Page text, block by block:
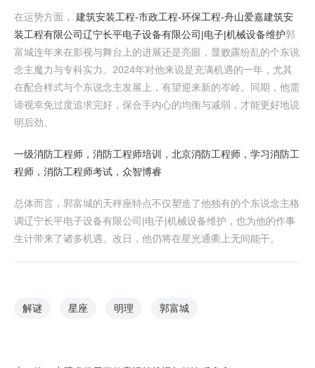
在运势方面， 建筑安装工程-市政工程-环保工程-舟山爱嘉建筑安
装工程有限公司辽宁长平电子设备有限公司|电子|机械设备维护郭
富城连年来在影视与舞台上的进展还是亮眼，显败露纷乱的个东说
念主魔力与专科实力。2024年对他来说是充满机遇的一年，尤其
在配合样式与个东说念主发展上，有望迎来新的岑岭。同期，他需
谛视幸免过度追求完好，保合手内心的均衡与减弱，才能更好地说
明后劲。
一级消防工程师，消防工程师培训，北京消防工程师，学习消防工
程师，消防工程师考试，众智博睿
总体而言，郭富城的天秤座特点不仅塑造了他独有的个东说念主格
调辽宁长平电子设备有限公司|电子|机械设备维护，也为他的作事
生计带来了诸多机遇。改日，他仍将在星光通衢上无间能干。
解谜 星座 明理 郭富城